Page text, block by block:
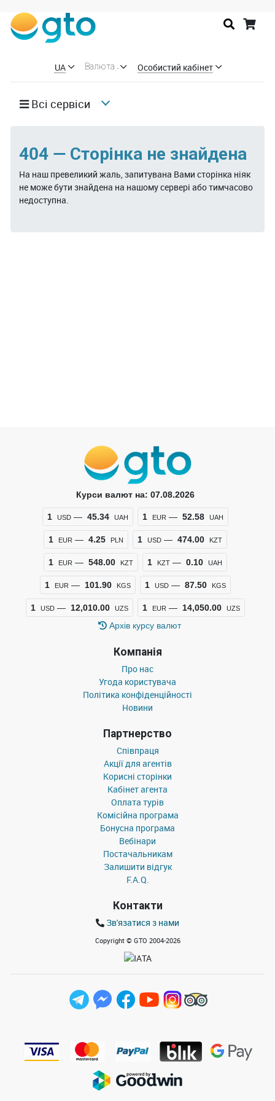
UA Валюта Особистий кабінет
Всi сервiси
404 — Сторінка не знайдена
На наш превеликий жаль, запитувана Вами сторінка ніяк
не може бути знайдена на нашому сервері або тимчасово
недоступна.
Курси валют на: 07.08.2026
1 USD — 45.34 UAH 1 EUR — 52.58 UAH
1 EUR — 4.25 PLN 1 USD — 474.00 KZT
1 EUR — 548.00 KZT 1 KZT — 0.10 UAH
1 EUR — 101.90 KGS 1 USD — 87.50 KGS
1 USD — 12,010.00 UZS 1 EUR — 14,050.00 UZS
Архiв курсу валют
Компанiя
Про нас
Угода користувача
Політика конфіденційності
Новини
Партнерство
Співпраця
Акції для агентів
Корисні сторінки
Кабінет агента
Оплата турів
Комісійна програма
Бонусна програма
Вебінари
Постачальникам
Залишити відгук
F.A.Q.
Контакти
Зв'язатися з нами
Copyright © GTO 2004-2026